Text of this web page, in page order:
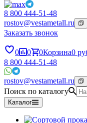
8 800 444-51-48
rostov@vestametall.ru
Заказать звонок
0 0 0Корзина0
8 800 444-51-48
rostov@vestametall.ru
Поиск по каталогу
Каталог